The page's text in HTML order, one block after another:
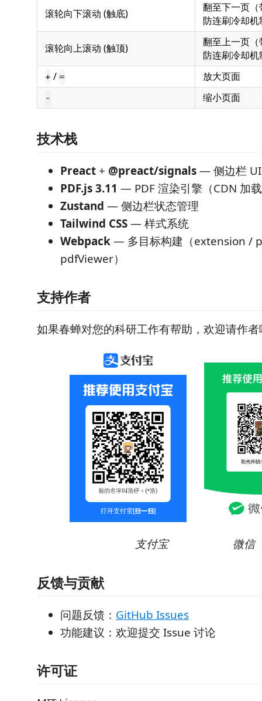
滚轮向下滚动 (触底)
翻至下一页
防连刷冷却机
滚轮向上滚动 (触顶)
翻至上一页
防连刷冷却机
+ / = 放大页面
- 缩小页面
技术栈
Preact + @preact/signals— 侧边栏
PDF.js 3.11 — PDF 渲染引擎（CDN 加
Zustand — 侧边栏状态管理
Tailwind CSS— 样式系统
Webpack— 多目标构建（extension /
pdfViewer）
支持作者
如果春蝉对您的科研工作有帮助，欢迎请作者
支付宝 微信
反馈与贡献
问题反馈： GitHub Issues
功能建议：欢迎提交 Issue 讨论
许可证